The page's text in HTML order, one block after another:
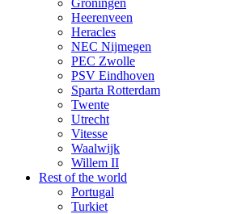
Groningen
Heerenveen
Heracles
NEC Nijmegen
PEC Zwolle
PSV Eindhoven
Sparta Rotterdam
Twente
Utrecht
Vitesse
Waalwijk
Willem II
Rest of the world
Portugal
Turkiet